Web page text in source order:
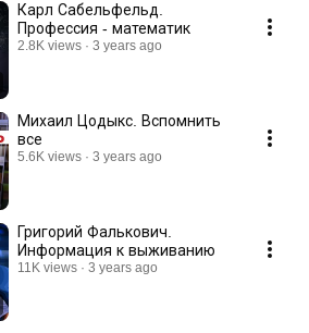
Карл Сабельфельд.
Профессия - математик
2.8K views 3 years ago
Михаил Цодыкс. Вспомнить
все
5.6K views 3 years ago
Григорий Фалькович.
Информация к выживанию
11K views 3 years ago